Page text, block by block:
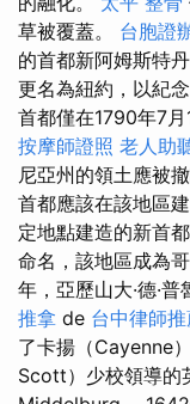
草被覆蓋。 台胞證
的首都新阿姆斯特
更名為紐約，以紀
首都僅在1790年7月
按摩師證照 老人助
尼亞州的領土應被
首都應該在該地區
定地點建造的新首
命名，該地區成為
年，亞歷山大·德·
推拿 de 台中律師
了卡揚（Cayenne
Scott）少校領導的